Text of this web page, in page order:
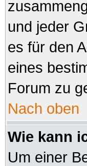
und jeder
es für den
eines
Forum zu
Nach oben
Wie kann
Um einer